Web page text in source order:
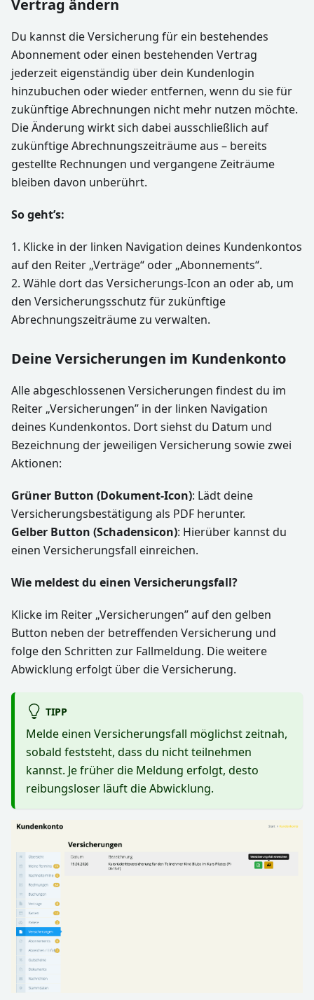
Vertrag ändern
Du kannst die Versicherung für ein bestehendes
Abonnement oder einen bestehenden Vertrag
jederzeit eigenständig über dein Kundenlogin
hinzubuchen oder wieder entfernen, wenn du sie für
zukünftige Abrechnungen nicht mehr nutzen möchte.
Die Änderung wirkt sich dabei ausschließlich auf
zukünftige Abrechnungszeiträume aus – bereits
gestellte Rechnungen und vergangene Zeiträume
bleiben davon unberührt.
So geht’s:
1. Klicke in der linken Navigation deines Kundenkontos
auf den Reiter „Verträge“ oder „Abonnements“.
2. Wähle dort das Versicherungs-Icon an oder ab, um
den Versicherungsschutz für zukünftige
Abrechnungszeiträume zu verwalten.
Deine Versicherungen im Kundenkonto
Alle abgeschlossenen Versicherungen findest du im
Reiter „Versicherungen” in der linken Navigation
deines Kundenkontos. Dort siehst du Datum und
Bezeichnung der jeweiligen Versicherung sowie zwei
Aktionen:
Grüner Button (Dokument-Icon): Lädt deine
Versicherungsbestätigung als PDF herunter.
Gelber Button (Schadensicon): Hierüber kannst du
einen Versicherungsfall einreichen.
Wie meldest du einen Versicherungsfall?
Klicke im Reiter „Versicherungen” auf den gelben
Button neben der betreffenden Versicherung und
folge den Schritten zur Fallmeldung. Die weitere
Abwicklung erfolgt über die Versicherung.
TIPP
Melde einen Versicherungsfall möglichst zeitnah,
sobald feststeht, dass du nicht teilnehmen
kannst. Je früher die Meldung erfolgt, desto
reibungsloser läuft die Abwicklung.